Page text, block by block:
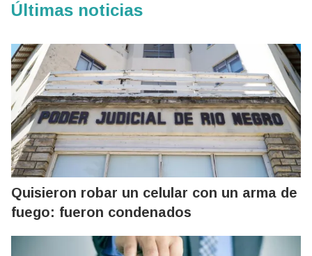
Últimas noticias
Quisieron robar un celular con un arma de
fuego: fueron condenados